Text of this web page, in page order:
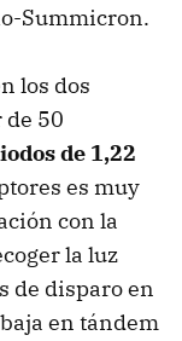
Summicron.
los dos
50
de 1,22
es muy
con la
la luz
de disparo en
en tándem